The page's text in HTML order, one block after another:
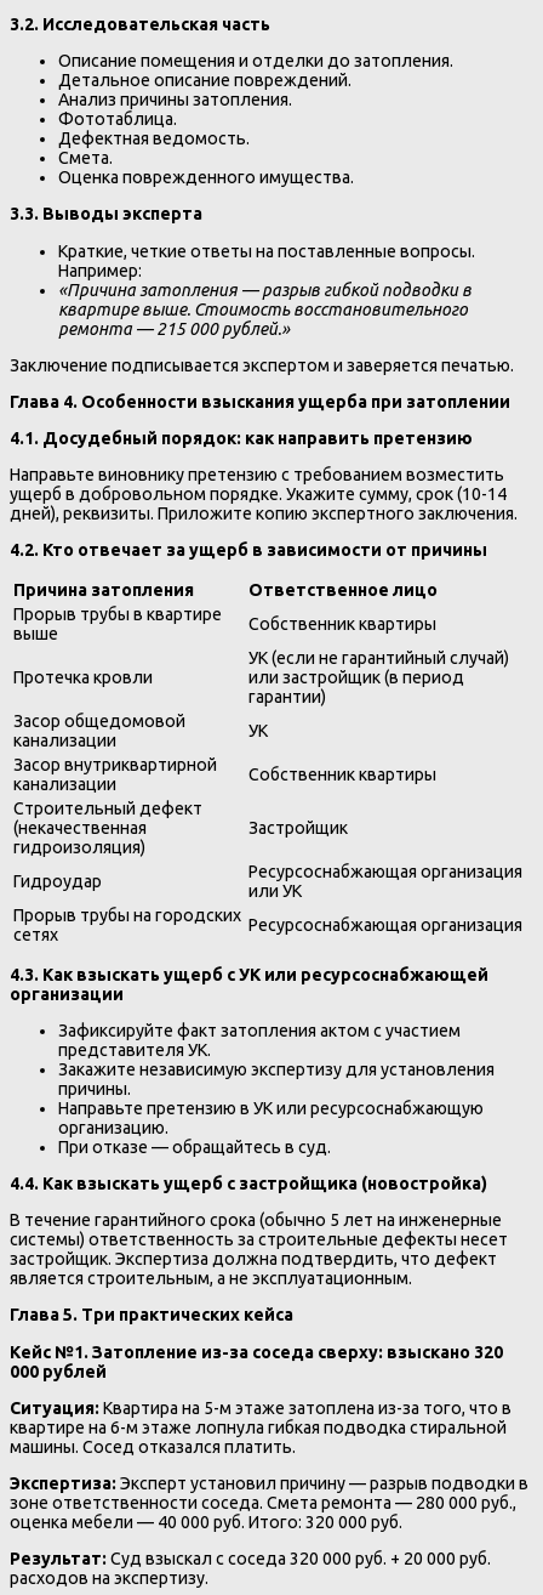
3.2. Исследовательская часть
Описание помещения и отделки до затопления.
Детальное описание повреждений.
Анализ причины затопления.
Фототаблица.
Дефектная ведомость.
Смета.
Оценка поврежденного имущества.
3.3. Выводы эксперта
Краткие, четкие ответы на поставленные вопросы.
Например:
«Причина затопления — разрыв гибкой подводки в
квартире выше. Стоимость восстановительного
ремонта — 215 000 рублей.»
Заключение подписывается экспертом и заверяется печатью.
Глава 4. Особенности взыскания ущерба при затоплении
4.1. Досудебный порядок: как направить претензию
Направьте виновнику претензию с требованием возместить
ущерб в добровольном порядке. Укажите сумму, срок (10-14
дней), реквизиты. Приложите копию экспертного заключения.
4.2. Кто отвечает за ущерб в зависимости от причины
Причина затопления
Ответственное лицо
Прорыв трубы в квартире
выше
Собственник квартиры
Протечка кровли
УК (если не гарантийный случай)
или застройщик (в период
гарантии)
Засор общедомовой
канализации
УК
Засор внутриквартирной
канализации
Собственник квартиры
Строительный дефект
(некачественная
гидроизоляция)
Застройщик
Гидроудар
Ресурсоснабжающая организация
или УК
Прорыв трубы на городских
сетях
Ресурсоснабжающая организация
4.3. Как взыскать ущерб с УК или ресурсоснабжающей
организации
Зафиксируйте факт затопления актом с участием
представителя УК.
Закажите независимую экспертизу для установления
причины.
Направьте претензию в УК или ресурсоснабжающую
организацию.
При отказе — обращайтесь в суд.
4.4. Как взыскать ущерб с застройщика (новостройка)
В течение гарантийного срока (обычно 5 лет на инженерные
системы) ответственность за строительные дефекты несет
застройщик. Экспертиза должна подтвердить, что дефект
является строительным, а не эксплуатационным.
Глава 5. Три практических кейса
Кейс №1. Затопление из-за соседа сверху: взыскано 320
000 рублей
Ситуация:Квартира на 5-м этаже затоплена из-за того, что в
квартире на 6-м этаже лопнула гибкая подводка стиральной
машины. Сосед отказался платить.
Экспертиза:Эксперт установил причину — разрыв подводки в
зоне ответственности соседа. Смета ремонта — 280 000 руб.,
оценка мебели — 40 000 руб. Итого: 320 000 руб.
Результат:Суд взыскал с соседа 320 000 руб. + 20 000 руб.
расходов на экспертизу.